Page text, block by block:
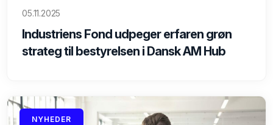
05.11.2025
Industriens Fond udpeger erfaren grøn
strateg til bestyrelsen i Dansk AM Hub
NYHEDER